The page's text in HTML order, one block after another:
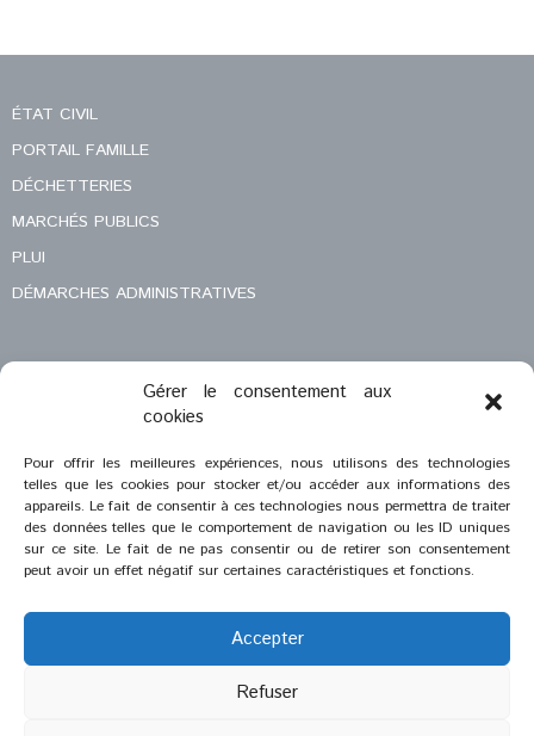
Gérer le consentement aux
cookies
Pour offrir les meilleures expériences, nous utilisons des technologies
telles que les cookies pour stocker et/ou accéder aux informations des
appareils. Le fait de consentir à ces technologies nous permettra de traiter
des données telles que le comportement de navigation ou les ID uniques
sur ce site. Le fait de ne pas consentir ou de retirer son consentement
peut avoir un effet négatif sur certaines caractéristiques et fonctions.
Accepter
Refuser
ÉTAT CIVIL
PORTAIL FAMILLE
DÉCHETTERIES
MARCHÉS PUBLICS
PLUI
DÉMARCHES ADMINISTRATIVES
MENTIONS LÉGALES